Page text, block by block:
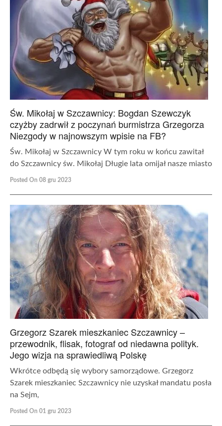
Św. Mikołaj w Szczawnicy: Bogdan Szewczyk
czyżby zadrwił z poczynań burmistrza Grzegorza
Niezgody w najnowszym wpisie na FB?
Św. Mikołaj w Szczawnicy W tym roku w końcu zawitał
do Szczawnicy św. Mikołaj Długie lata omijał nasze miasto
Posted On 08 gru 2023
Grzegorz Szarek mieszkaniec Szczawnicy –
przewodnik, flisak, fotograf od niedawna polityk.
Jego wizja na sprawiedliwą Polskę
Wkrótce odbędą się wybory samorządowe. Grzegorz
Szarek mieszkaniec Szczawnicy nie uzyskał mandatu posła
na Sejm,
Posted On 01 gru 2023